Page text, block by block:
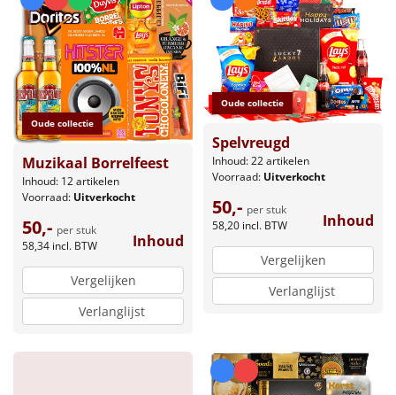
Oude collectie
Muzikaal Borrelfeest
Inhoud: 12 artikelen
Voorraad: Uitverkocht
50,- per stuk
58,34 incl. BTW Inhoud
Vergelijken
Verlanglijst
Oude collectie
Spelvreugd
Inhoud: 22 artikelen
Voorraad: Uitverkocht
50,- per stuk
58,20 incl. BTW Inhoud
Vergelijken
Verlanglijst